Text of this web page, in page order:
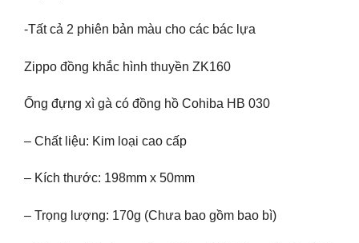
-Tất cả 2 phiên bản màu cho các bác lựa
Zippo đồng khắc hình thuyền ZK160
Ống đựng xì gà có đồng hồ Cohiba HB 030
– Chất liệu: Kim loại cao cấp
– Kích thước: 198mm x 50mm
– Trọng lượng: 170g (Chưa bao gồm bao bì)